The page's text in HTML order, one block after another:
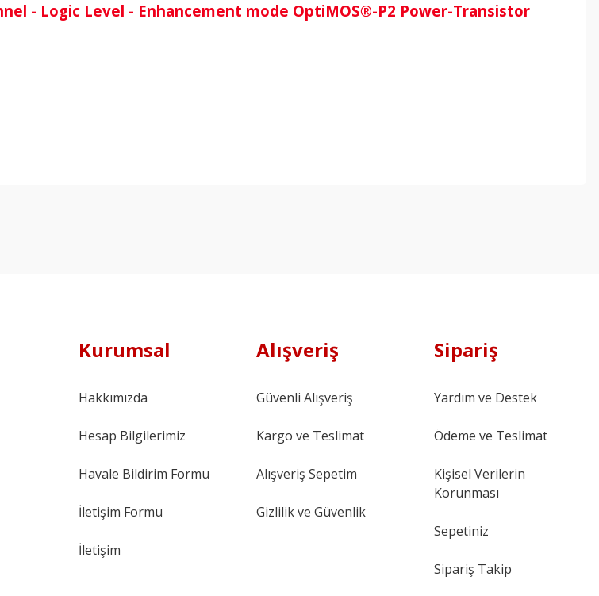
- Logic Level - Enhancement mode OptiMOS®-P2 Power-Transistor
Kurumsal
Hakkımızda
Hesap Bilgilerimiz
Havale Bildirim Formu
İletişim Formu
İletişim
Alışveriş
Güvenli Alışveriş
Kargo ve Teslimat
Alışveriş Sepetim
Gizlilik ve Güvenlik
Sipariş
Yardım ve Destek
Ödeme ve Teslimat
Kişisel Verilerin
Korunması
Sepetiniz
Sipariş Takip